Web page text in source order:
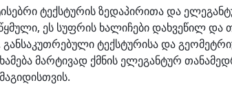
ტექსტურის ზედაპირითა და
ეს სუფრის ხალიჩები დახვეწილ და
განსაკუთრებული ტექსტურისა და
მარტივად ქმნის ელეგანტურ